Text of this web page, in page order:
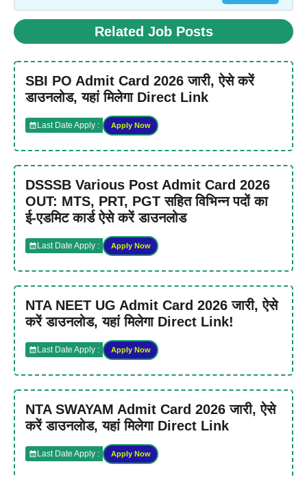
Related Job Posts
SBI PO Admit Card 2026 जारी, ऐसे करें
डाउनलोड, यहां मिलेगा Direct Link
Last Date Apply : Apply Now
DSSSB Various Post Admit Card 2026
OUT: MTS, PRT, PGT सहित विभिन्न पदों का
ई-एडमिट कार्ड ऐसे करें डाउनलोड
Last Date Apply : Apply Now
NTA NEET UG Admit Card 2026 जारी, ऐसे
करें डाउनलोड, यहां मिलेगा Direct Link!
Last Date Apply : Apply Now
NTA SWAYAM Admit Card 2026 जारी, ऐसे
करें डाउनलोड, यहां मिलेगा Direct Link
Last Date Apply : Apply Now